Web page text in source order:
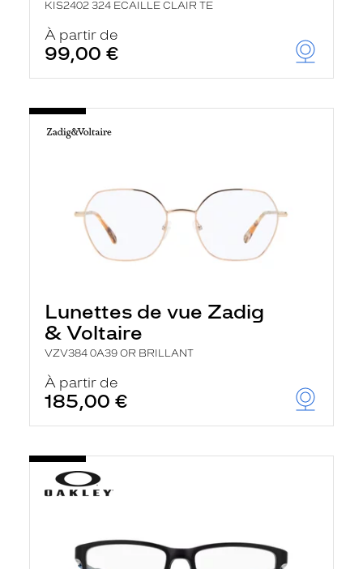
KIS2402 324 ECAILLE CLAIR TE
À partir de
99,00 €
Lunettes de vue Zadig
& Voltaire
VZV384 0A39 OR BRILLANT
À partir de
185,00 €